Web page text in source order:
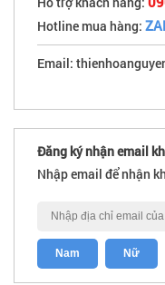
Hotline mua hàng:
Email:
Đăng ký nhận email
Nhập email để nhận